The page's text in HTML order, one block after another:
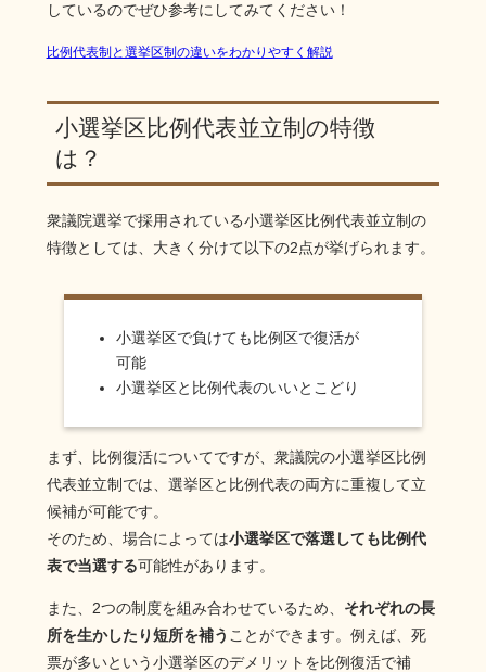
しているのでぜひ参考にしてみてください！
比例代表制と選挙区制の違いをわかりやすく解説
小選挙区比例代表並立制の特徴
は？
衆議院選挙で採用されている小選挙区比例代表並立制の
特徴としては、大きく分けて以下の2点が挙げられます。
小選挙区で負けても比例区で復活が
可能
小選挙区と比例代表のいいとこどり
まず、比例復活についてですが、衆議院の小選挙区比例
代表並立制では、選挙区と比例代表の両方に重複して立
候補が可能です。
そのため、場合によっては小選挙区で落選しても比例代
表で当選する可能性があります。
また、2つの制度を組み合わせているため、 それぞれの長
所を生かしたり短所を補う ことができます。例えば、死
票が多いという小選挙区のデメリットを比例復活で補